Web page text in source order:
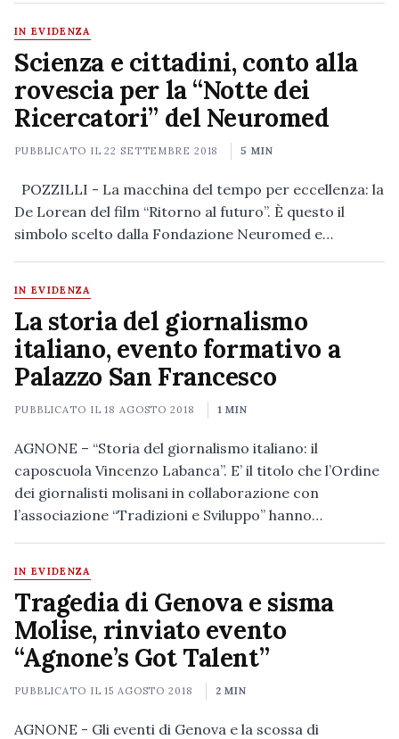
IN EVIDENZA
Scienza e cittadini, conto alla
rovescia per la “Notte dei
Ricercatori” del Neuromed
PUBBLICATO IL22 SETTEMBRE 2018 5 MIN
POZZILLI - La macchina del tempo per eccellenza: la
De Lorean del film “Ritorno al futuro”. È questo il
simbolo scelto dalla Fondazione Neuromed e…
IN EVIDENZA
La storia del giornalismo
italiano, evento formativo a
Palazzo San Francesco
PUBBLICATO IL18 AGOSTO 2018 1 MIN
AGNONE – “Storia del giornalismo italiano: il
caposcuola Vincenzo Labanca”. E’ il titolo che l’Ordine
dei giornalisti molisani in collaborazione con
l’associazione “Tradizioni e Sviluppo” hanno…
IN EVIDENZA
Tragedia di Genova e sisma
Molise, rinviato evento
“Agnone’s Got Talent”
PUBBLICATO IL15 AGOSTO 2018 2 MIN
AGNONE - Gli eventi di Genova e la scossa di